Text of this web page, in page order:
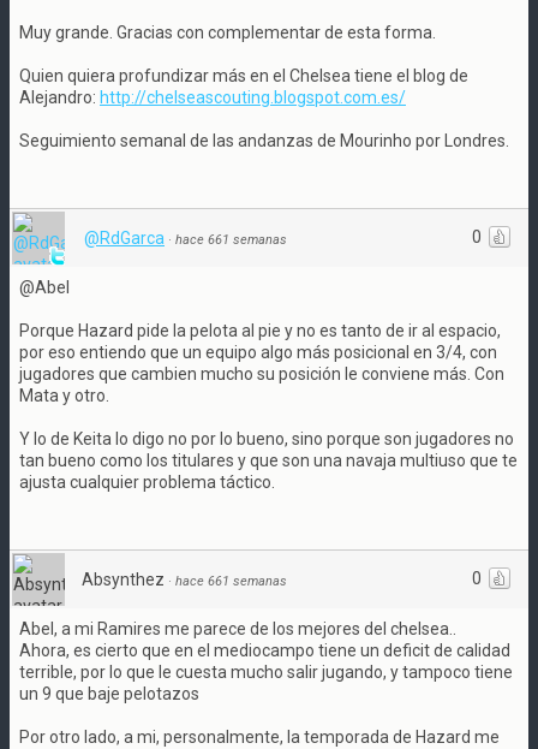
Muy grande. Gracias con complementar de esta forma.
Quien quiera profundizar más en el Chelsea tiene el blog de
Alejandro: http://chelseascouting.blogspot.com.es/
Seguimiento semanal de las andanzas de Mourinho por Londres.
0
@RdGarca · hace 661 semanas
@Abel
Porque Hazard pide la pelota al pie y no es tanto de ir al espacio,
por eso entiendo que un equipo algo más posicional en 3/4, con
jugadores que cambien mucho su posición le conviene más. Con
Mata y otro.
Y lo de Keita lo digo no por lo bueno, sino porque son jugadores no
tan bueno como los titulares y que son una navaja multiuso que te
ajusta cualquier problema táctico.
0
Absynthez · hace 661 semanas
Abel, a mi Ramires me parece de los mejores del chelsea..
Ahora, es cierto que en el mediocampo tiene un deficit de calidad
terrible, por lo que le cuesta mucho salir jugando, y tampoco tiene
un 9 que baje pelotazos
Por otro lado, a mi, personalmente, la temporada de Hazard me